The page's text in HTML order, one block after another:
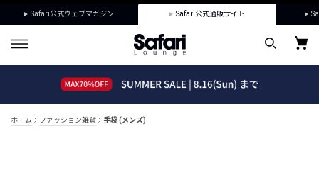
Safari公式ウェブマガジン Safari公式通販サイト
ホーム ファッション雑貨 手袋 (メンズ)